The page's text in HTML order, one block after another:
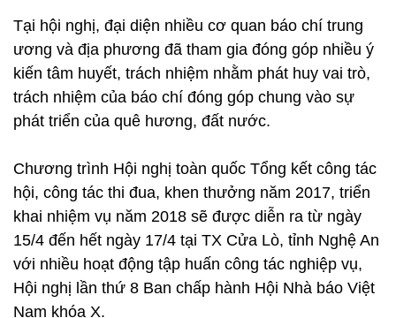
Tại hội nghị, đại diện nhiều cơ quan báo chí trung
ương và địa phương đã tham gia đóng góp nhiều ý
kiến tâm huyết, trách nhiệm nhằm phát huy vai trò,
trách nhiệm của báo chí đóng góp chung vào sự
phát triển của quê hương, đất nước.
Chương trình Hội nghị toàn quốc Tổng kết công tác
hội, công tác thi đua, khen thưởng năm 2017, triển
khai nhiệm vụ năm 2018 sẽ được diễn ra từ ngày
15/4 đến hết ngày 17/4 tại TX Cửa Lò, tỉnh Nghệ An
với nhiều hoạt động tập huấn công tác nghiệp vụ,
Hội nghị lần thứ 8 Ban chấp hành Hội Nhà báo Việt
Nam khóa X.